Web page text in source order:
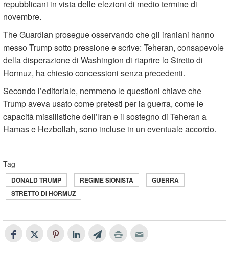
repubblicani in vista delle elezioni di medio termine di
novembre.
The Guardian prosegue osservando che gli iraniani hanno
messo Trump sotto pressione e scrive: Teheran, consapevole
della disperazione di Washington di riaprire lo Stretto di
Hormuz, ha chiesto concessioni senza precedenti.
Secondo l’editoriale, nemmeno le questioni chiave che
Trump aveva usato come pretesti per la guerra, come le
capacità missilistiche dell’Iran e il sostegno di Teheran a
Hamas e Hezbollah, sono incluse in un eventuale accordo.
Tag
DONALD TRUMP REGIME SIONISTA
GUERRA
STRETTO DI HORMUZ